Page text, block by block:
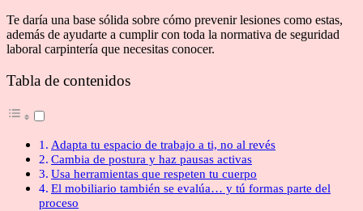
Te daría una base sólida sobre cómo prevenir lesiones como estas,
además de ayudarte a cumplir con toda la normativa de seguridad
laboral carpintería que necesitas conocer.
Tabla de contenidos
Adapta tu espacio de trabajo a ti, no al revés
Cambia de postura y haz pausas activas
Usa herramientas que respeten tu cuerpo
El mobiliario también se evalúa… y tú formas parte del
proceso